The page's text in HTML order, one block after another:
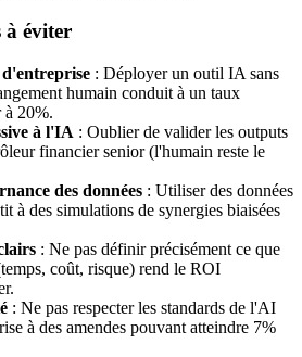
à éviter
: Déployer un outil IA sans
humain conduit à un taux
20%.
à l'IA : Oublier de valider les outputs
financier senior (l'humain reste le
des données : Utiliser des données
à des simulations de synergies biaisées
: Ne pas définir précisément ce que
coût, risque) rend le ROI
: Ne pas respecter les standards de l'AI
à des amendes pouvant atteindre 7%